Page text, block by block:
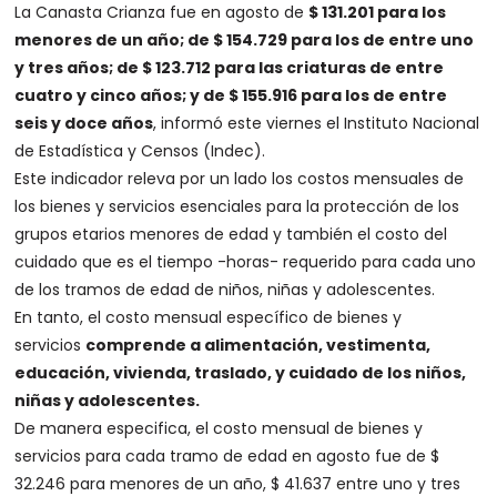
La Canasta Crianza fue en agosto de $ 131.201 para los
menores de un año; de $ 154.729 para los de entre uno
y tres años; de $ 123.712 para las criaturas de entre
cuatro y cinco años; y de $ 155.916 para los de entre
seis y doce años, informó este viernes el Instituto Nacional
de Estadística y Censos (Indec).
Este indicador releva por un lado los costos mensuales de
los bienes y servicios esenciales para la protección de los
grupos etarios menores de edad y también el costo del
cuidado que es el tiempo -horas- requerido para cada uno
de los tramos de edad de niños, niñas y adolescentes.
En tanto, el costo mensual específico de bienes y
servicios comprende a alimentación, vestimenta,
educación, vivienda, traslado, y cuidado de los niños,
niñas y adolescentes.
De manera especifica, el costo mensual de bienes y
servicios para cada tramo de edad en agosto fue de $
32.246 para menores de un año, $ 41.637 entre uno y tres